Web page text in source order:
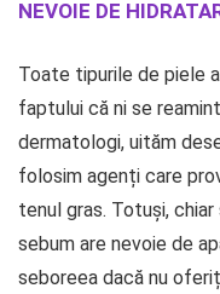
NEVOIE DE
Toate tipurile de piele
faptului că ni se
dermatologi, uităm
folosim agenți care
tenul gras. Totuși,
sebum are nevoie de
seboreea dacă nu